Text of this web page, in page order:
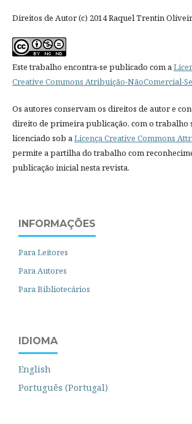
Direitos de Autor (c) 2014 Raquel Trentin
Este trabalho encontra-se publicado com a
Creative Commons Atribuição-NãoComercial-
Os autores conservam os direitos de autor e
direito de primeira publicação, com o trabalho
licenciado sob aLicença Creative Commons
permite a partilha do trabalho com
publicação inicial nesta revista.
INFORMAÇÕES
Para Leitores
Para Autores
Para Bibliotecários
IDIOMA
English
Português (Portugal)